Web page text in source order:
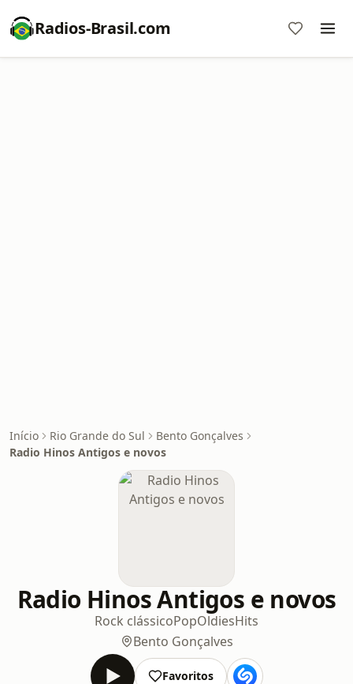
Radios-Brasil.com
Início Rio Grande do Sul
Bento Gonçalves
Radio Hinos Antigos e novos
Radio Hinos Antigos e novos
Rock clássicoPopOldiesHits
Bento Gonçalves
Favoritos